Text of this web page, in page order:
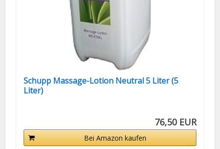
Schupp Massage-Lotion Neutral 5 Liter (5
Liter)
76,50 EUR
Bei Amazon kaufen